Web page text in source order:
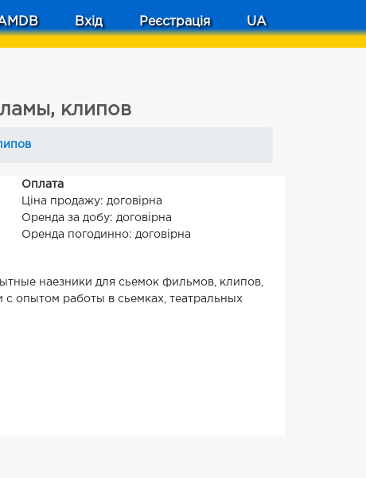
Вхід Реєстрація UA
клипов
Оплата
Ціна продажу: договірна
Оренда за добу: договірна
Оренда погодинно: договірна
наезники для сьемок фильмов, клипов,
опытом работы в сьемках, театральных